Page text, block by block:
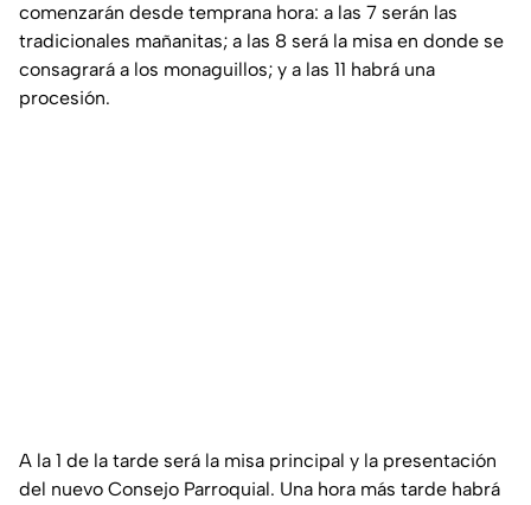
comenzarán desde temprana hora: a las 7 serán las
tradicionales mañanitas; a las 8 será la misa en donde se
consagrará a los monaguillos; y a las 11 habrá una
procesión.
A la 1 de la tarde será la misa principal y la presentación
del nuevo Consejo Parroquial. Una hora más tarde habrá